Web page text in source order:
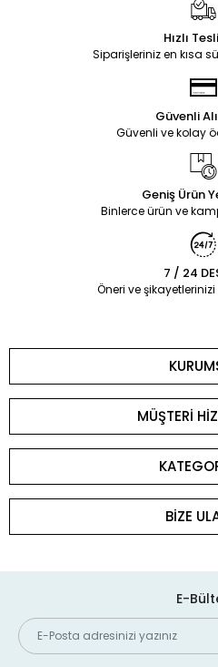
Hızlı
Siparişleriniz en kısa
Güvenli
Güvenli ve kolay
Geniş Ürün
Binlerce ürün ve
7 / 24
Öneri ve
MÜŞTERİ
BİZE
E-